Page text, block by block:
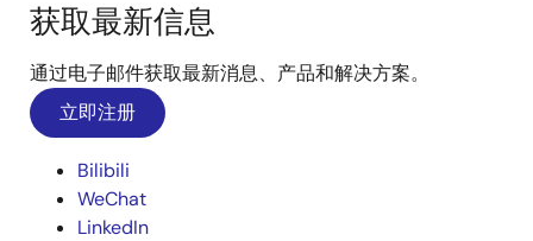
获取最新信息
通过电子邮件获取最新消息、产品和解决方案。
立即注册
Bilibili
WeChat
LinkedIn